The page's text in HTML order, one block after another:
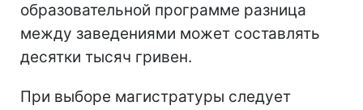
образовательной программе разница
между заведениями может составлять
десятки тысяч гривен.
При выборе магистратуры следует